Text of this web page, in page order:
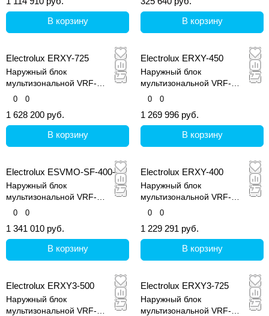
В корзину В корзину
Electrolux ERXY-725
Наружный блок
мультизональной VRF-
системы, серия ERXY
0 0
1 628 200 руб.
В корзину
Electrolux ERXY-450
Наружный блок
мультизональной VRF-
системы, серия ERXY
0 0
1 269 996 руб.
В корзину
Electrolux ESVMO-SF-400-A
Наружный блок
мультизональной VRF-
системы, серия Step Free
0 0
1 341 010 руб.
В корзину
Electrolux ERXY-400
Наружный блок
мультизональной VRF-
системы, серия ERXY
0 0
1 229 291 руб.
В корзину
Electrolux ERXY3-500
Наружный блок
мультизональной VRF-
Electrolux ERXY3-725
Наружный блок
мультизональной VRF-